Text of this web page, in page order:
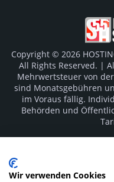
Copyright © 2026
All Rights Reserved. |
Mehrwertsteuer von
sind Monatsgebühren
im Voraus fällig.
Behörden und
Wir verwenden Cookies